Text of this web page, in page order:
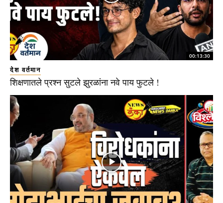
00:13:30
देश वर्तमान
शिक्षणातले प्रश्न सुटले झुरळांना नवे पाय फुटले !